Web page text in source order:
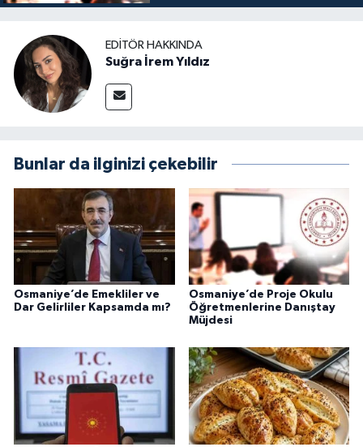
EDITÖR HAKKINDA
Suğra İrem Yıldız
Bunlar da ilginizi çekebilir
Osmaniye’de Emekliler ve
Dar Gelirliler Kapsamda mı?
Osmaniye’de Proje Okulu
Öğretmenlerine Danıştay
Müjdesi